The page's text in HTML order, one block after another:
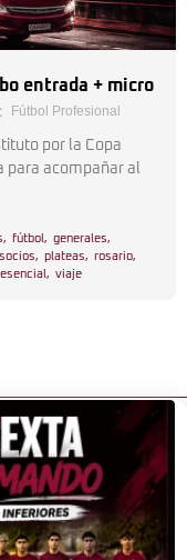
entrada + micro
Fútbol Profesional
por la Copa
para acompañar al
, fútbol , generales,
, plateas, rosario,
, viaje